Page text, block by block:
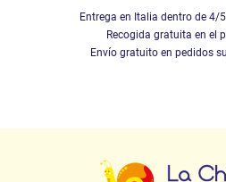
Entrega en Italia dentro de 4/
Recogida gratuita en el
Envío gratuito en pedidos